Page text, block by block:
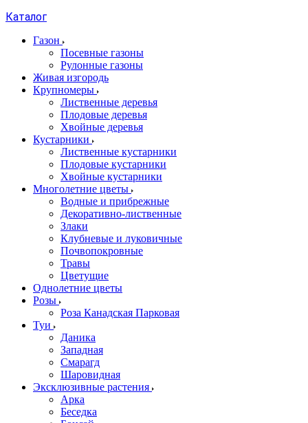
Каталог
Газон
Посевные газоны
Рулонные газоны
Живая изгородь
Крупномеры
Лиственные деревья
Плодовые деревья
Хвойные деревья
Кустарники
Лиственные кустарники
Плодовые кустарники
Хвойные кустарники
Многолетние цветы
Водные и прибрежные
Декоративно-лиственные
Злаки
Клубневые и луковичные
Почвопокровные
Травы
Цветущие
Однолетние цветы
Розы
Роза Канадская Парковая
Туи
Даника
Западная
Смарагд
Шаровидная
Эксклюзивные растения
Арка
Беседка